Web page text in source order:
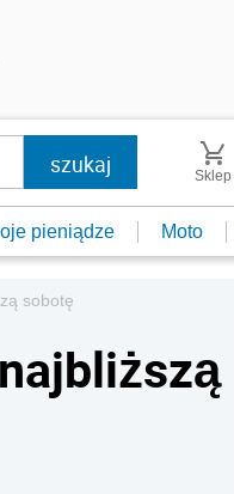
Sklep
pieniądze Moto
sobotę